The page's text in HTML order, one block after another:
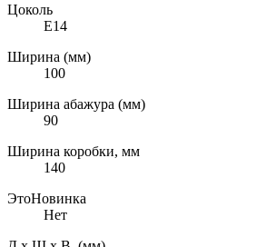
Цоколь
E14
Ширина (мм)
100
Ширина абажура (мм)
90
Ширина коробки, мм
140
ЭтоНовинка
Нет